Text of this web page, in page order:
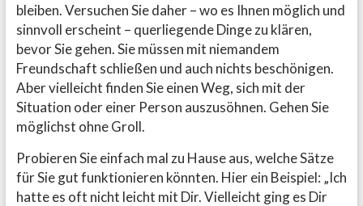
bleiben. Versuchen Sie daher – wo es Ihnen möglich und
sinnvoll erscheint – querliegende Dinge zu klären,
bevor Sie gehen. Sie müssen mit niemandem
Freundschaft schließen und auch nichts beschönigen.
Aber vielleicht finden Sie einen Weg, sich mit der
Situation oder einer Person auszusöhnen. Gehen Sie
möglichst ohne Groll.
Probieren Sie einfach mal zu Hause aus, welche Sätze
für Sie gut funktionieren könnten. Hier ein Beispiel: „Ich
hatte es oft nicht leicht mit Dir. Vielleicht ging es Dir